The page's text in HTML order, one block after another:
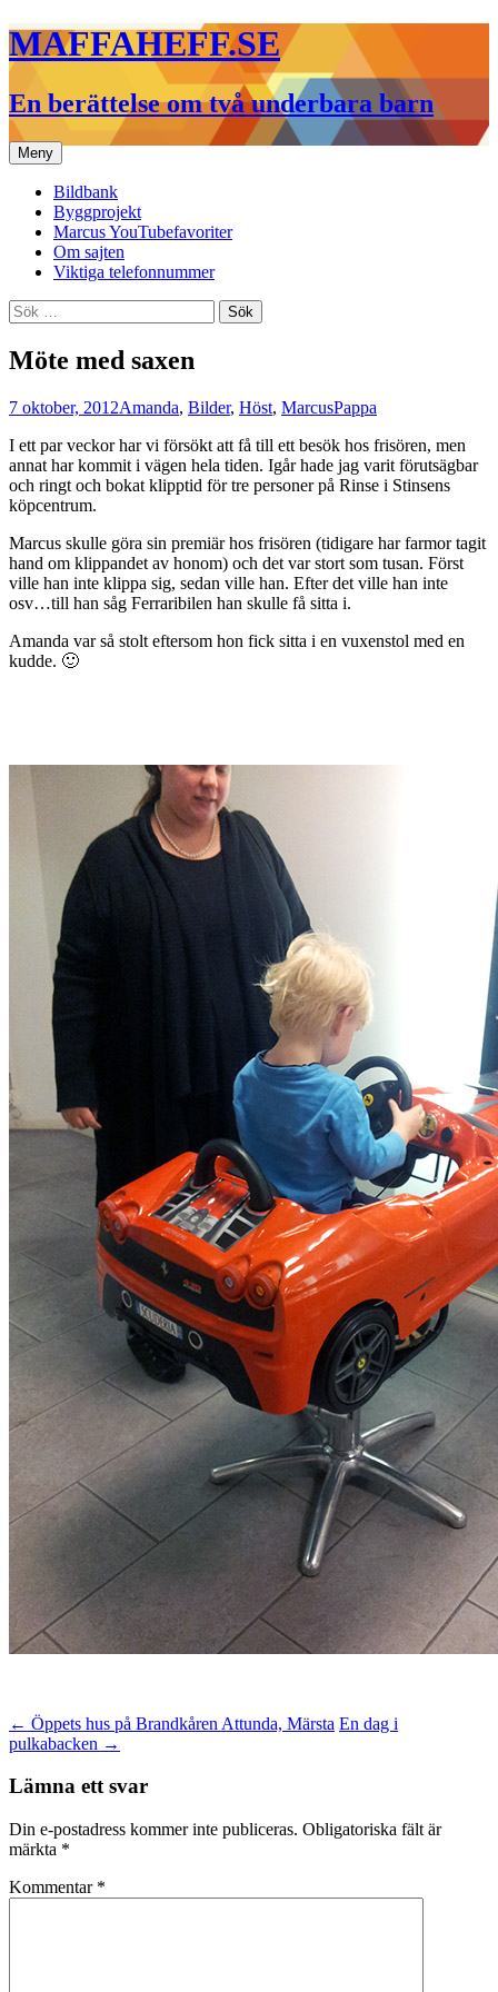
Hoppa
till
innehåll
MAFFAHEFF.SE
En berättelse om två underbara barn
Meny
Bildbank
Byggprojekt
Marcus YouTubefavoriter
Om sajten
Viktiga telefonnummer
Sök
efter:
Möte med saxen
7 oktober, 2012Amanda, Bilder, Höst, MarcusPappa
I ett par veckor har vi försökt att få till ett besök hos frisören, men
annat har kommit i vägen hela tiden. Igår hade jag varit förutsägbar
och ringt och bokat klipptid för tre personer på Rinse i Stinsens
köpcentrum.
Marcus skulle göra sin premiär hos frisören (tidigare har farmor tagit
hand om klippandet av honom) och det var stort som tusan. Först
ville han inte klippa sig, sedan ville han. Efter det ville han inte
osv…till han såg Ferraribilen han skulle få sitta i.
Amanda var så stolt eftersom hon fick sitta i en vuxenstol med en
kudde. 🙂
Inläggsnavigering
← Öppets hus på Brandkåren Attunda, Märsta En dag i
pulkabacken →
Lämna ett svar
Din e-postadress kommer inte publiceras. Obligatoriska fält är
märkta *
Kommentar *